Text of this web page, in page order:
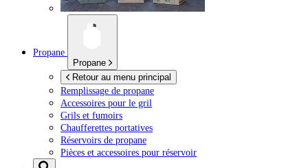
Propane
Propane
Retour au menu principal
Remplissage de propane
Accessoires pour le gril
Grils et fumoirs
Chaufferettes portatives
Réservoirs de propane
Pièces et accessoires pour réservoir